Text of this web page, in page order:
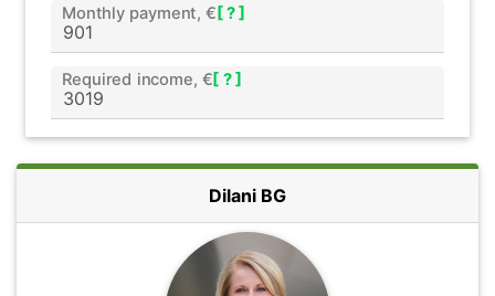
Monthly payment, € [ ? ]
Required income, €[ ? ]
Dilani BG